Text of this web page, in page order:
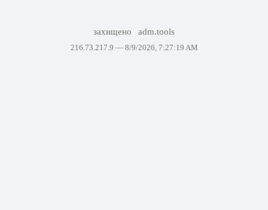
захищено adm.tools
216.73.217.9 — 8/9/2026, 7:27:19 AM